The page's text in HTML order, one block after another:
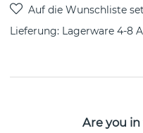
Lieferung: Lagerware 4-8
My First Diamond ist
Are you